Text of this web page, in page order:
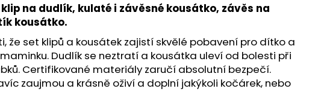
na dudlík, kulaté i závěsné kousátko, závěs na
kousátko.
že set klipů a kousátek zajistí skvělé pobavení pro dítko a
Dudlík se neztratí a kousátka uleví od bolesti při
Certifikované materiály zaručí absolutní bezpečí.
zaujmou a krásně oživí a doplní jakýkoli kočárek, nebo